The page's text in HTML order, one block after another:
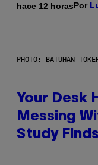
hace 12 horasPor
PHOTO: BATUHAN
Your Desk
Messing
Study Finds